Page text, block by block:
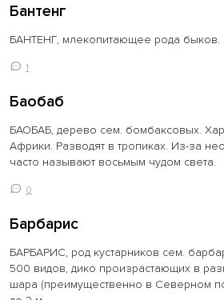
Бантенг
БАНТЕНГ, млекопитающее рода быков.
1
Баобаб
БАОБАБ, дерево сем. бомбаксовых.
Африки. Разводят в тропиках. Из-за
часто называют восьмым чудом света.
0
Барбарис
БАРБАРИС, род кустарников сем.
500 видов, дико произрастающих в
шара (преимущественно в Северном